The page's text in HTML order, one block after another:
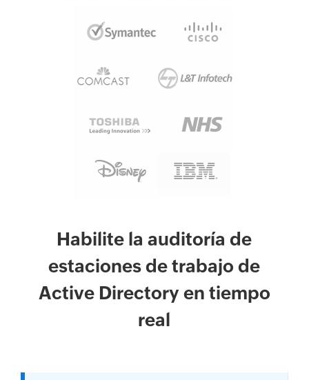
Habilite la auditoría de
estaciones de trabajo de
Active Directory en tiempo
real